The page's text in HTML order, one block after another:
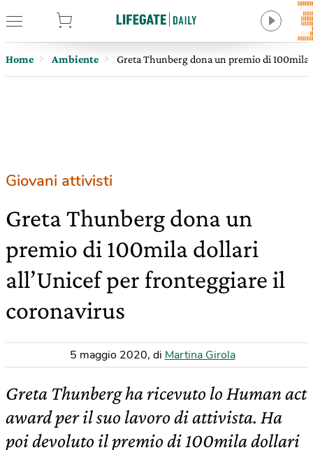
Home Ambiente Greta Thunberg dona un premio di
Giovani attivisti
Greta Thunberg dona un
premio di 100mila dollari
all’Unicef per fronteggiare il
coronavirus
5 maggio 2020, di Martina Girola
Greta Thunberg ha ricevuto lo Human act
award per il suo lavoro di attivista. Ha
poi devoluto il premio di 100mila dollari